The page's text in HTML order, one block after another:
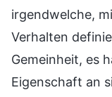
irgendwelche,
Verhalten
Gemeinheit, es
Eigenschaft an